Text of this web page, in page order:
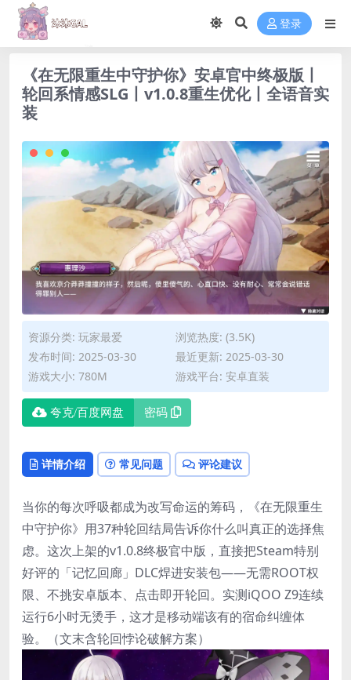
登录
《在无限重生中守护你》安卓官中终极版丨
轮回系情感SLG丨v1.0.8重生优化丨全语音实
装
资源分类: 玩家最爱
浏览热度: (3.5K)
发布时间: 2025-03-30
最近更新: 2025-03-30
游戏大小: 780M
游戏平台: 安卓直装
夸克/百度网盘 密码
详情介绍 常见问题 评论建议
当你的每次呼吸都成为改写命运的筹码，《在无限重生
中守护你》用37种轮回结局告诉你什么叫真正的选择焦
虑。这次上架的v1.0.8终极官中版，直接把Steam特别
好评的「记忆回廊」DLC焊进安装包——无需ROOT权
限、不挑安卓版本、点击即开轮回。实测iQOO Z9连续
运行6小时无烫手，这才是移动端该有的宿命纠缠体
验。（文末含轮回悖论破解方案）